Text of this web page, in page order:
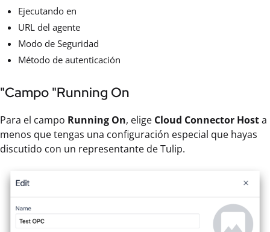
Ejecutando en
URL del agente
Modo de Seguridad
Método de autenticación
"Campo "Running On
Para el campo Running On, elige Cloud Connector Hosta
menos que tengas una configuración especial que hayas
discutido con un representante de Tulip.